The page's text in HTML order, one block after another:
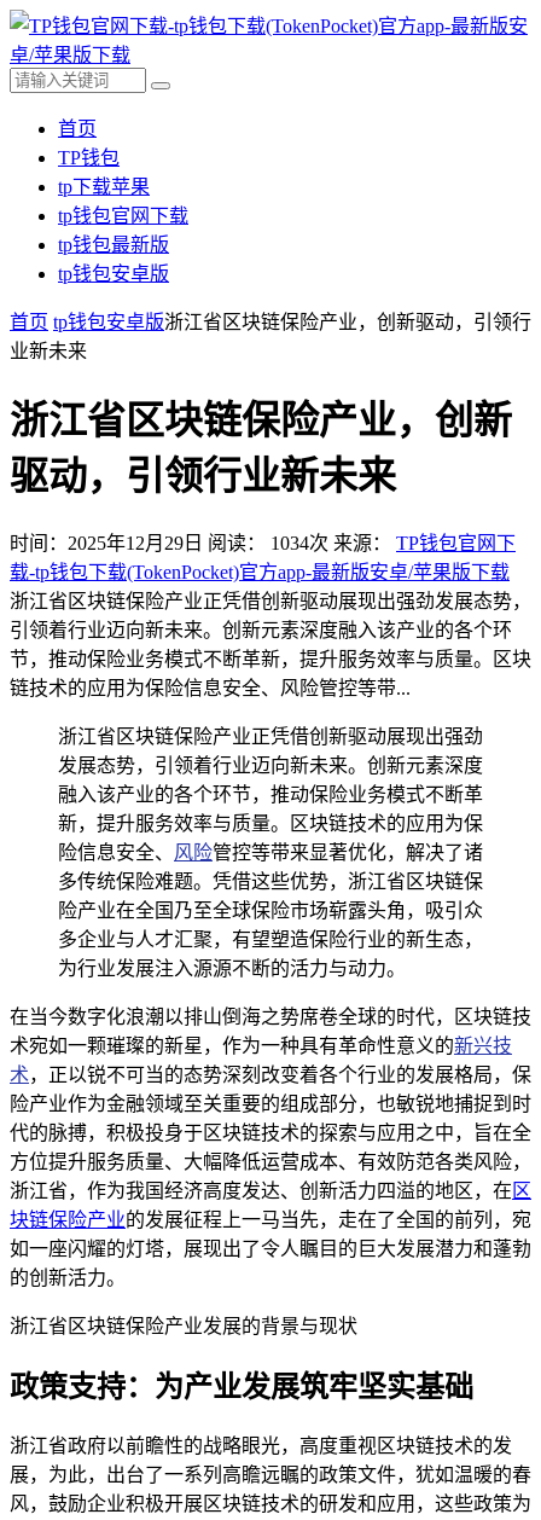
首页
TP钱包
tp下载苹果
tp钱包官网下载
tp钱包最新版
tp钱包安卓版
首页 tp钱包安卓版浙江省区块链保险产业，创新驱动，引领行
业新未来
浙江省区块链保险产业，创新
驱动，引领行业新未来
时间：2025年12月29日 阅读： 1034次 来源： TP钱包官网下
载-tp钱包下载(TokenPocket)官方app-最新版安卓/苹果版下载
浙江省区块链保险产业正凭借创新驱动展现出强劲发展态势，
引领着行业迈向新未来。创新元素深度融入该产业的各个环
节，推动保险业务模式不断革新，提升服务效率与质量。区块
链技术的应用为保险信息安全、风险管控等带...
浙江省区块链保险产业正凭借创新驱动展现出强劲
发展态势，引领着行业迈向新未来。创新元素深度
融入该产业的各个环节，推动保险业务模式不断革
新，提升服务效率与质量。区块链技术的应用为保
险信息安全、 风险管控等带来显著优化，解决了诸
多传统保险难题。凭借这些优势，浙江省区块链保
险产业在全国乃至全球保险市场崭露头角，吸引众
多企业与人才汇聚，有望塑造保险行业的新生态，
为行业发展注入源源不断的活力与动力。
在当今数字化浪潮以排山倒海之势席卷全球的时代，区块链技
术宛如一颗璀璨的新星，作为一种具有革命性意义的新兴技
术，正以锐不可当的态势深刻改变着各个行业的发展格局，保
险产业作为金融领域至关重要的组成部分，也敏锐地捕捉到时
代的脉搏，积极投身于区块链技术的探索与应用之中，旨在全
方位提升服务质量、大幅降低运营成本、有效防范各类风险，
浙江省，作为我国经济高度发达、创新活力四溢的地区，在 区
块链保险产业的发展征程上一马当先，走在了全国的前列，宛
如一座闪耀的灯塔，展现出了令人瞩目的巨大发展潜力和蓬勃
的创新活力。
浙江省区块链保险产业发展的背景与现状
政策支持：为产业发展筑牢坚实基础
浙江省政府以前瞻性的战略眼光，高度重视区块链技术的发
展，为此，出台了一系列高瞻远瞩的政策文件，犹如温暖的春
风，鼓励企业积极开展区块链技术的研发和应用，这些政策为